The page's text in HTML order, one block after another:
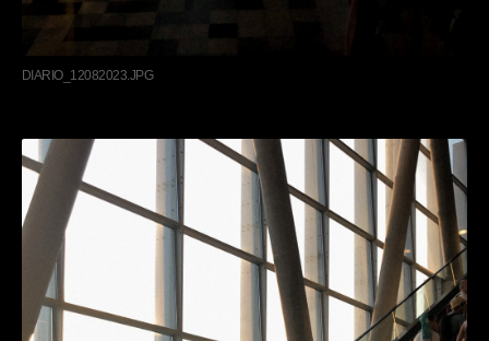
DIARIO_12082023.JPG